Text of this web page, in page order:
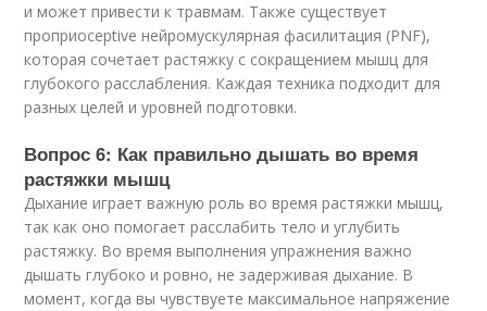
и может привести к травмам. Также существует
проприоceptive нейромускулярная фасилитация (PNF),
которая сочетает растяжку с сокращением мышц для
глубокого расслабления. Каждая техника подходит для
разных целей и уровней подготовки.
Вопрос 6: Как правильно дышать во время
растяжки мышц
Дыхание играет важную роль во время растяжки мышц,
так как оно помогает расслабить тело и углубить
растяжку. Во время выполнения упражнения важно
дышать глубоко и ровно, не задерживая дыхание. В
момент, когда вы чувствуете максимальное напряжение